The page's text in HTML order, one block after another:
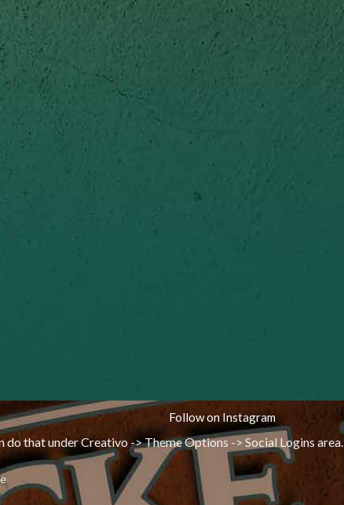
Follow on Instagram
that under Creativo -> Theme Options -> Social Logins area.